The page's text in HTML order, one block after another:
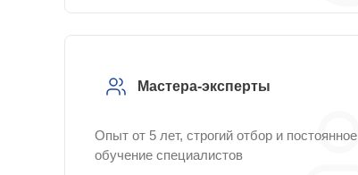
Мастера-эксперты
Опыт от 5 лет, строгий отбор и постоянное
обучение специалистов